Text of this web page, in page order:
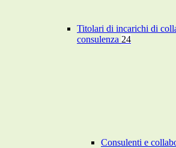
Titolari di incarichi di
consulenza 24
Consulenti e